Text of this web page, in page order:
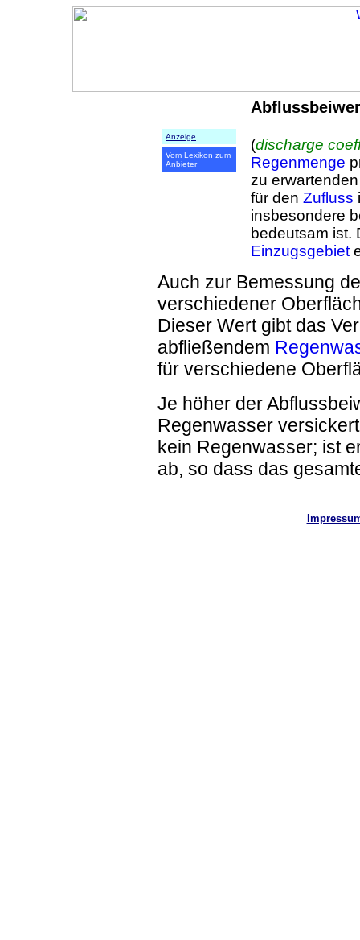
Anzeige
Vom Lexikon zum
Anbieter
(discharge
Regenmenge
zu
für den Zufluss
insbesondere
bedeutsam ist.
Einzugsgebiet
Auch zur Bemessung
verschiedener
Dieser Wert gibt das
abfließendem
für verschiedene
Je höher der
Regenwasser
kein Regenwasser; ist
ab, so dass das